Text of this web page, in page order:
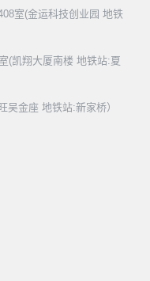
室(金运科技创业园 地铁
(凯翔大厦南楼 地铁站:夏
吴金座 地铁站:新家桥）